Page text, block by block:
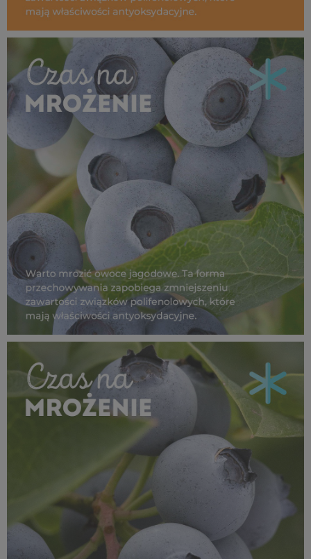
MROŻENIE_borówka_1080x1080_01.jpg
440 KB
MROŻENIE_borówka_1080x1080_02.jpg
1 MB